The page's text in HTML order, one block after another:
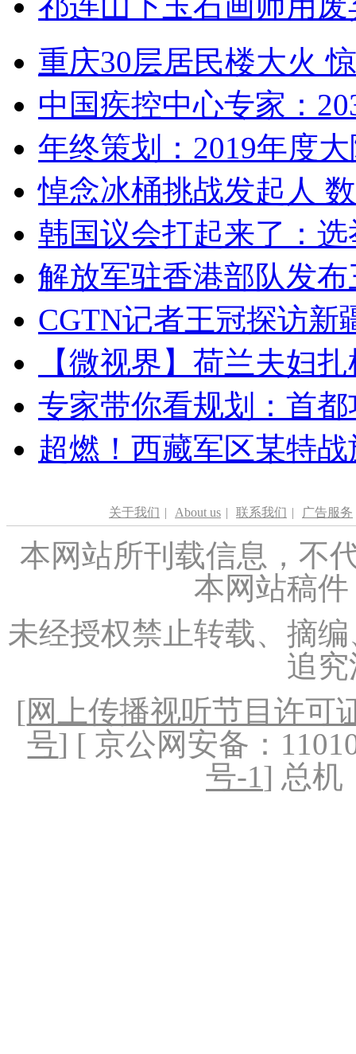
重庆30层居民楼大火
中国疾控中心专家：
年终策划：2019年度
悼念冰桶挑战发起人
韩国议会打起来了：
解放军驻香港部队发
CGTN记者王冠探访新
【微视界】荷兰夫妇
专家带你看规划：首
超燃！西藏军区某特
关于我们 | About us | 联系我们 | 广告服务
本网站所刊载信息，不
本网站稿
未经授权禁止转载、摘
追
[网上传播视听节目许可
号] [ 京公网安备：
号-1] 总机